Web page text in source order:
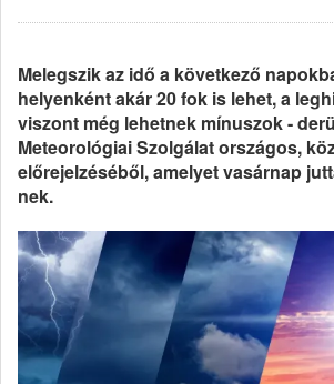
Melegszik az idő a következő
helyenként akár 20 fok is lehet, a
viszont még lehetnek mínuszok -
Meteorológiai Szolgálat országos,
előrejelzéséből, amelyet vasárnap
nek.